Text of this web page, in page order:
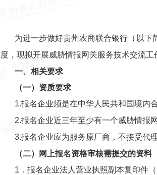
为进一步做好贵州农商联合银行（以下
度，现拟开展威胁情报网关服务技术交流
一、相关要求
（一）资质要求
1.报名企业须是在中华人民共和国境内
2.报名企业近三年至少有一个威胁情报
3.报名企业应为服务原厂商，不接受代
（二）网上报名资格审核需提交的资料
1．报名企业法人营业执照副本复印件